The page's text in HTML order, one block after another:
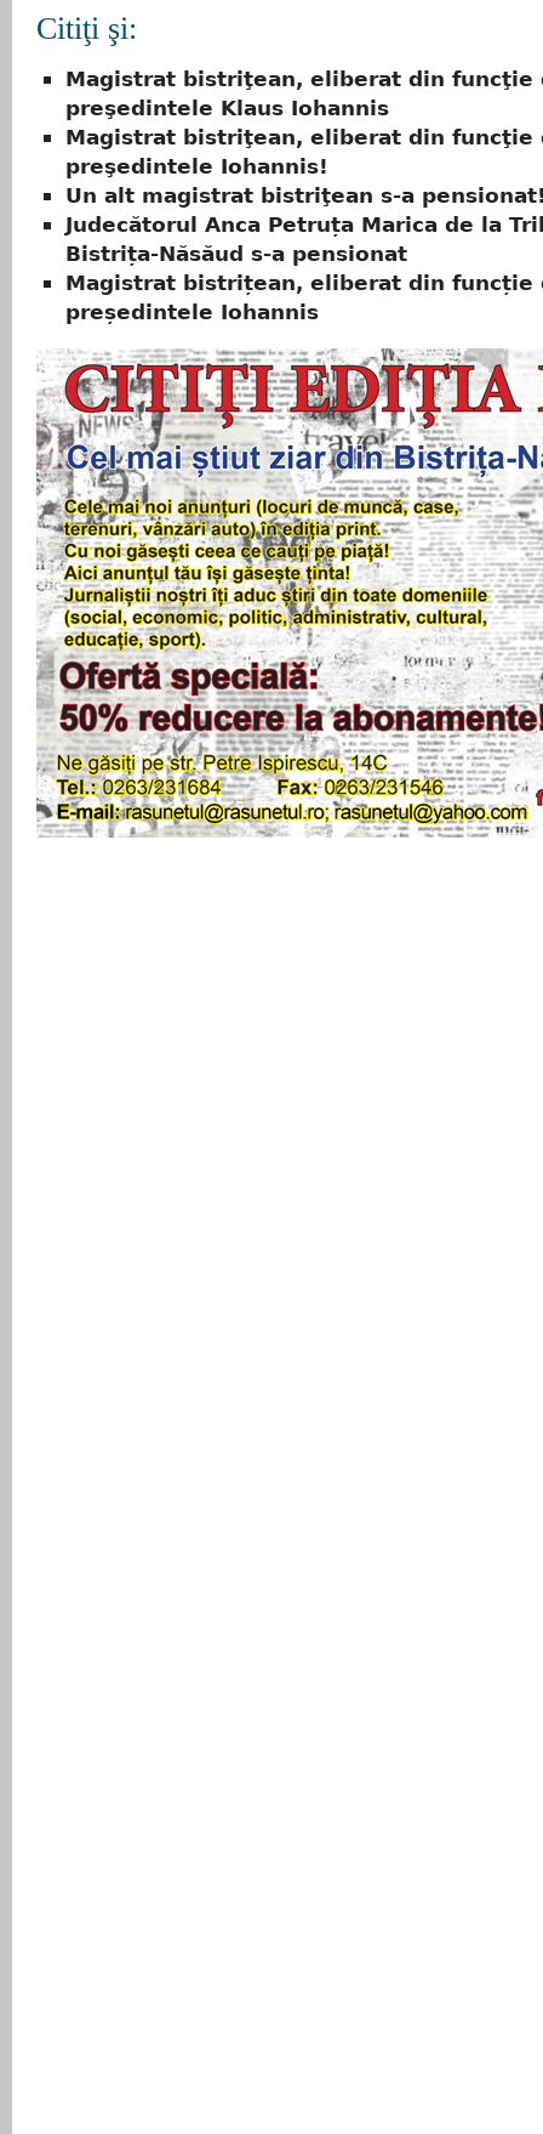
Citiţi şi:
Magistrat bistriţean, eliberat din funcţie
preşedintele Klaus Iohannis
Magistrat bistriţean, eliberat din funcţie
preşedintele Iohannis!
Un alt magistrat bistriţean s-a
Judecătorul Anca Petruța Marica de la
Bistrița-Năsăud s-a pensionat
Magistrat bistrițean, eliberat din funcție
președintele Iohannis